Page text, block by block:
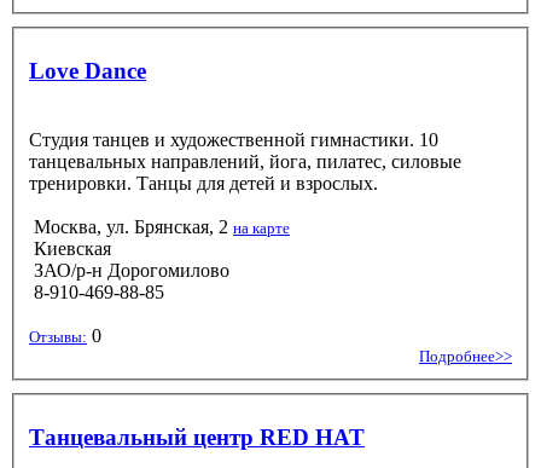
Love Dance
Студия танцев и художественной гимнастики. 10
танцевальных направлений, йога, пилатес, силовые
тренировки. Танцы для детей и взрослых.
Москва, ул. Брянская, 2 на карте
Киевская
ЗАО/р-н Дорогомилово
8-910-469-88-85
Отзывы: 0
Подробнее>>
Танцевальный центр RED HAT